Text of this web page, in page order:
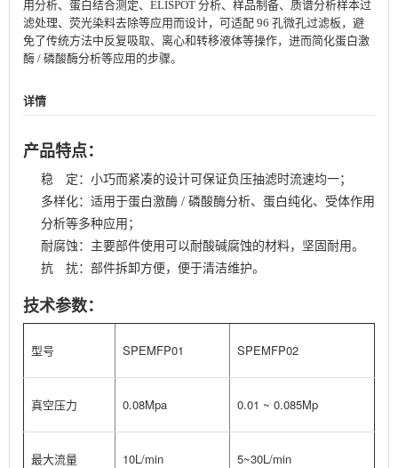
用分析、蛋白结合测定、ELISPOT 分析、样品制备、质谱分析样本过
滤处理、荧光染料去除等应用而设计，可适配 96 孔微孔过滤板，避
免了传统方法中反复吸取、离心和转移液体等操作，进而简化蛋白激
酶 / 磷酸酶分析等应用的步骤。
详情
产品特点：
稳 定：小巧而紧凑的设计可保证负压抽滤时流速均一；
多样化：适用于蛋白激酶 / 磷酸酶分析、蛋白纯化、受体作用
分析等多种应用；
耐腐蚀：主要部件使用可以耐酸碱腐蚀的材料，坚固耐用。
抗 扰：部件拆卸方便，便于清洁维护。
技术参数：
型号 SPEMFP01 SPEMFP02
真空压力 0.08Mpa 0.01 ~ 0.085Mp
最大流量 10L/min 5~30L/min